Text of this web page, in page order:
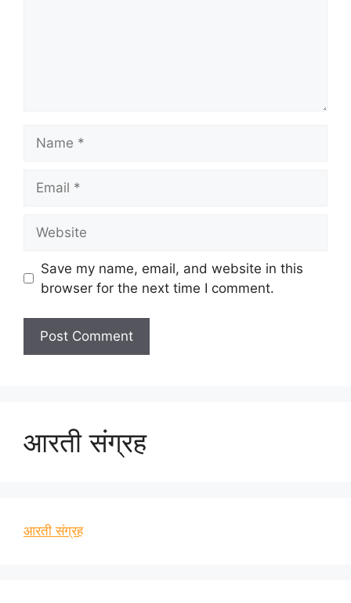
Save my name, email, and website in this
browser for the next time I comment.
आरती संग्रह
आरती संग्रह